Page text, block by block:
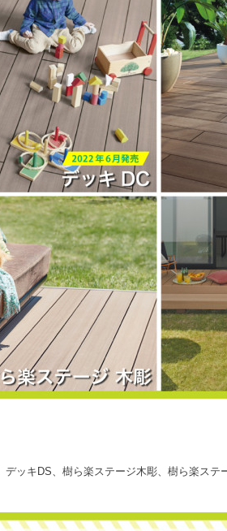
デッキDS、 樹ら楽ステージ木彫、 樹ら楽ステ